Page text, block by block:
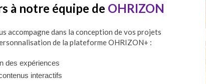
à notre équipe de OHRIZON
accompagne dans la conception de vos projets
de la plateforme OHRIZON+ :
des expériences
interactifs